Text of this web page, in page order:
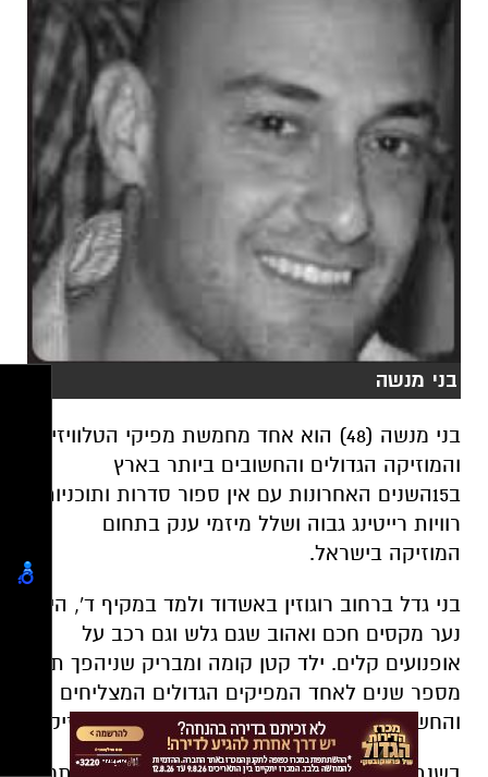
בני מנשה
בני מנשה (48) הוא אחד מחמשת מפיקי הטלוויזיה
והמוזיקה הגדולים והחשובים ביותר בארץ
ב15השנים האחרונות עם אין ספור סדרות ותוכניות
רוויות רייטינג גבוה ושלל מיזמי ענק בתחום
המוזיקה בישראל.
בני גדל ברחוב רוגוזין באשדוד ולמד במקיף ד', היה
נער מקסים חכם ואהוב שגם גלש וגם רכב על
אופנועים קלים. ילד קטן קומה ומבריק שניהפך תוך
מספר שנים לאחד המפיקים הגדולים המצליחים
והחשובים ביותר בארץ בתחום הטלוויזיה והמוזיקה.